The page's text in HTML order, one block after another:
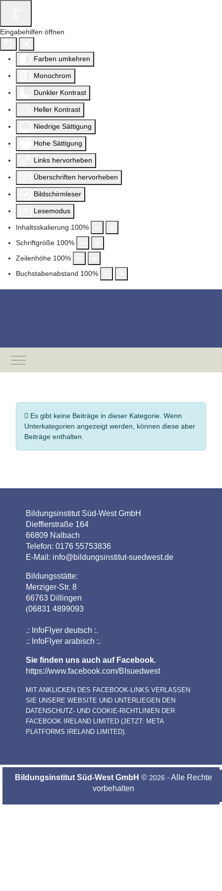
Eingabehilfen öffnen
Farben umkehren
Monochrom
Dunkler Kontrast
Heller Kontrast
Niedrige Sättigung
Hohe Sättigung
Links hervorheben
Überschriften hervorheben
Bildschirmleser
Lesemodus
Inhaltsskalierung 100%
Schriftgröße 100%
Zeilenhöhe 100%
Buchstabenabstand 100%
Mobile Menu Toggle
Information
Es gibt keine Beiträge in dieser Kategorie. Wenn
Unterkategorien angezeigt werden, können diese aber
Beiträge enthalten.
Bildungsinstitut Süd-West GmbH
Diefflerstraße 164
66809 Nalbach
Telefon: 0176 55753836
E-Mail: info@bildungsinstitut-suedwest.de
Bildungsstätte:
Merziger-Str. 8
66763 Dillingen
(06831 4899093
.: InfoFlyer deutsch :.
.: InfoFlyer arabisch :.
Sie finden uns auch auf Facebook.
https://www.facebook.com/BIsuedwest
MIT ANKLICKEN DES FACEBOOK-LINKS VERLASSEN
SIE UNSERE WEBSITE UND UNTERLIEGEN DEN
DATENSCHUTZ- UND COOKIE-RICHTLINIEN DER
FACEBOOK IRELAND LIMITED (JETZT: META
PLATFORMS IRELAND LIMITED).
Bildungsinstitut Süd-West GmbH © 2026 - Alle Rechte
vorbehalten